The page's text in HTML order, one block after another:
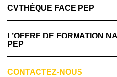
CVTHÈQUE FACE PEP
L’OFFRE DE FORMATION
PEP
CONTACTEZ-NOUS